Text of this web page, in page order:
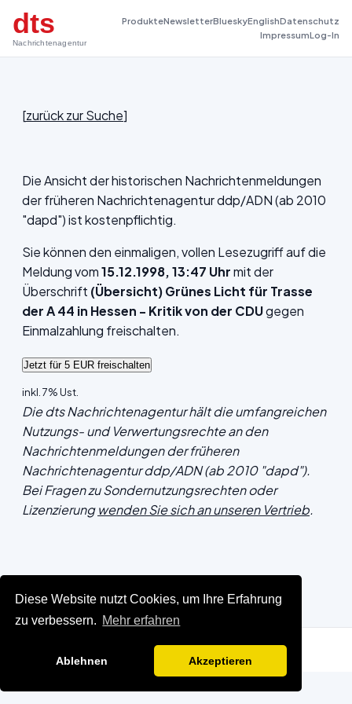
Diese Website nutzt Cookies, um Ihre Erfahrung
zu verbessern. Mehr erfahren
Ablehnen Akzeptieren
dts
Nachrichtenagentur
ProdukteNewsletterBlueskyEnglishDatenschutz
ImpressumLog-In
[zurück zur Suche]
Die Ansicht der historischen Nachrichtenmeldungen
der früheren Nachrichtenagentur ddp/ADN (ab 2010
"dapd") ist kostenpflichtig.
Sie können den einmaligen, vollen Lesezugriff auf die
Meldung vom15.12.1998, 13:47 Uhrmit der
Überschrift (Übersicht) Grünes Licht für Trasse
der A 44 in Hessen - Kritik von der CDUgegen
Einmalzahlung freischalten.
inkl. 7% Ust.
Die dts Nachrichtenagentur hält die umfangreichen
Nutzungs- und Verwertungsrechte an den
Nachrichtenmeldungen der früheren
Nachrichtenagentur ddp/ADN (ab 2010 "dapd").
Bei Fragen zu Sondernutzungsrechten oder
Lizenzierungwenden Sie sich an unseren Vertrieb.